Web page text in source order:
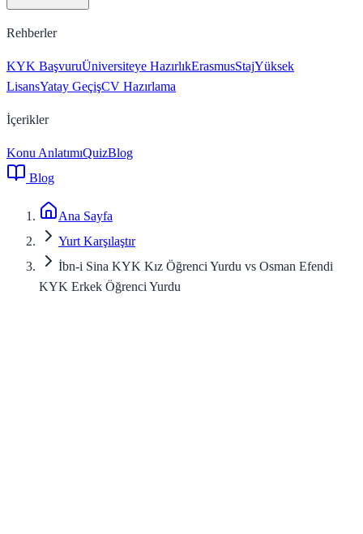
Rehberler
KYK BaşvuruÜniversiteye HazırlıkErasmusStajYüksek
LisansYatay GeçişCV Hazırlama
İçerikler
Konu AnlatımıQuizBlog
Blog
Ana Sayfa
Yurt Karşılaştır
İbn-i Sina KYK Kız Öğrenci Yurdu vs Osman Efendi
KYK Erkek Öğrenci Yurdu